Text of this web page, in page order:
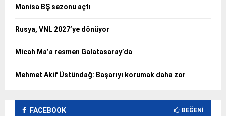
Manisa BŞ sezonu açtı
Rusya, VNL 2027’ye dönüyor
Micah Ma’a resmen Galatasaray’da
Mehmet Akif Üstündağ: Başarıyı korumak daha zor
FACEBOOK BEĞENI